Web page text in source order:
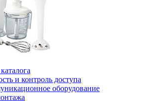
и контроль доступа
оборудование